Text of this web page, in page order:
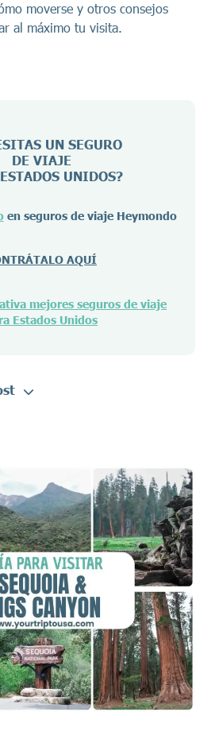
moverse y otros consejos
al máximo tu visita.
UN SEGURO
DE VIAJE
UNIDOS?
en seguros de viaje Heymondo
AQUÍ
mejores seguros de viaje
Estados Unidos